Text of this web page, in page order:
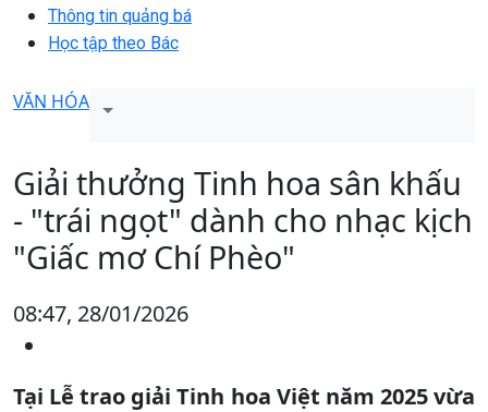
Thông tin quảng bá
Học tập theo Bác
VĂN HÓA
Giải thưởng Tinh hoa sân khấu
- "trái ngọt" dành cho nhạc kịch
"Giấc mơ Chí Phèo"
08:47, 28/01/2026
Tại Lễ trao giải Tinh hoa Việt năm 2025 vừa